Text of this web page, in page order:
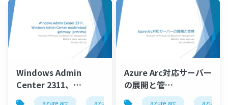
Windows Admin
Center 2311、
Windows Admin
azure arc azure arc enabled server wac
Azure Arc対応サーバー
の展開と管
理/Deployment and
azure arc azure